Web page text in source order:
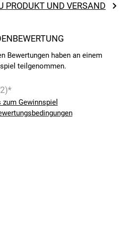
PRODUKT UND VERSAND
Bewertungen haben an einem
teilgenommen.
zum Gewinnspiel